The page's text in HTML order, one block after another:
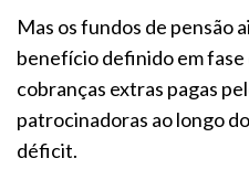
Mas os fundos de pensão
benefício definido em
cobranças extras pagas
patrocinadoras ao longo
déficit.